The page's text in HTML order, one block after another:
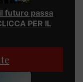
futuro passa
PER IL